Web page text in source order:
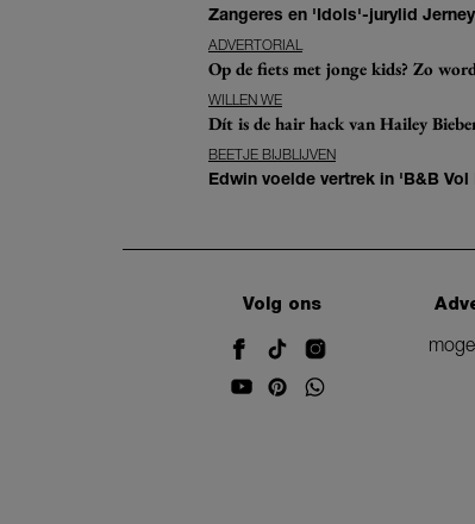
Zangeres en 'Idols'-jurylid
ADVERTORIAL
Op de fiets met jonge kids? Zo
WILLEN WE
Dít is de hair hack van Hailey
BEETJE BIJBLIJVEN
Edwin voelde vertrek in 'B&B
Volg ons